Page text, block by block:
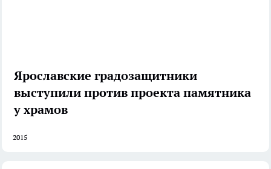
Ярославские градозащитники
выступили против проекта памятника
у храмов
2015